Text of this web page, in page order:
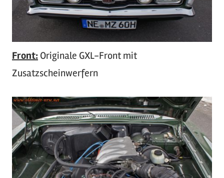
Front: Originale GXL-Front mit
Zusatzscheinwerfern